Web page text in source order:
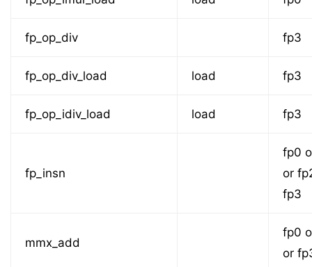
fp_op_div fp3
fp_op_div_load load fp3
fp_op_idiv_load load fp3
fp_insn
fp0
or
fp3
mmx_add
fp0
or